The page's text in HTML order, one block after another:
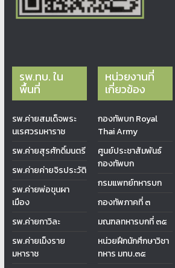
รพ.ทบ. ใน
พื้นที่
รพ.ค่ายสมเด็จพระ
นเรศวรมหาราช
รพ.ค่ายสุรศักดิ์มนตรี
รพ.ค่ายค่ายจิรประวัติ
รพ.ค่ายพ่อขุนผา
เมือง
รพ.ค่ายกาวิละ
รพ.ค่ายเม็งราย
มหาราช
หน่วยงานที่
เกี่ยวข้อง
กองทัพบก Royal
Thai Army
ศูนย์ประชาสัมพันธ์
กองทัพบก
กรมแพทย์ทหารบก
กองทัพภาคที่ ๓
มณฑลทหารบกที่ ๓๕
หน่วยฝึกนักศึกษาวิชา
ทหาร มทบ.๓๕